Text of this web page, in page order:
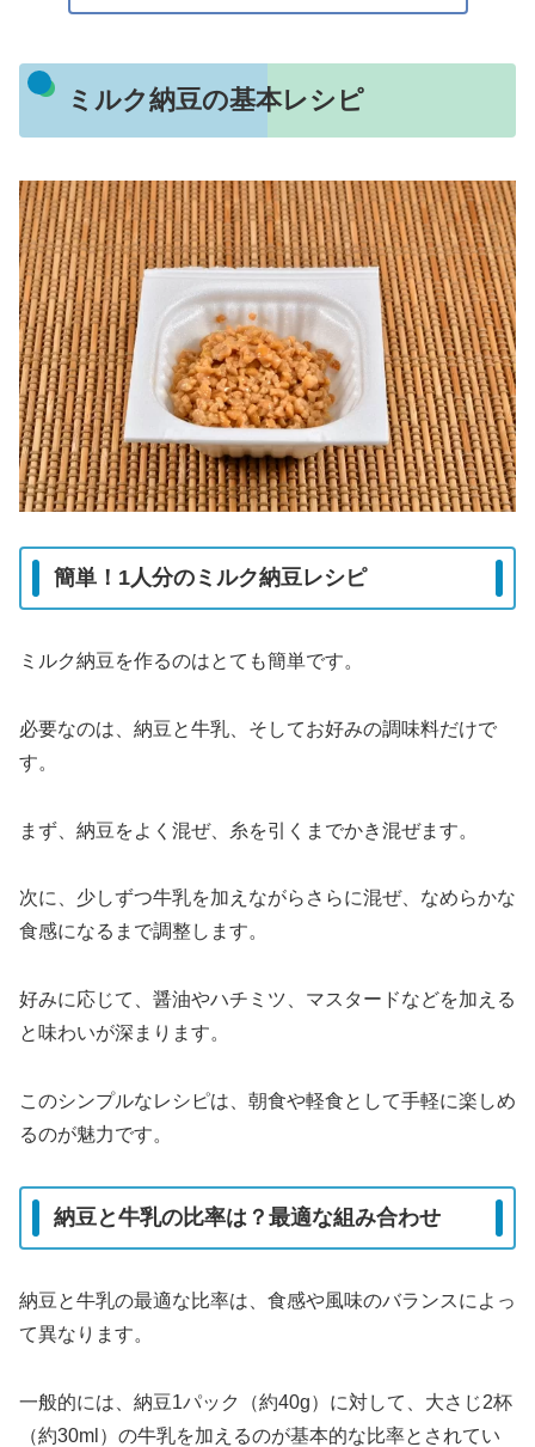
ミルク納豆の基本レシピ
簡単！1人分のミルク納豆レシピ
ミルク納豆を作るのはとても簡単です。
必要なのは、納豆と牛乳、そしてお好みの調味料だけで
す。
まず、納豆をよく混ぜ、糸を引くまでかき混ぜます。
次に、少しずつ牛乳を加えながらさらに混ぜ、なめらかな
食感になるまで調整します。
好みに応じて、醤油やハチミツ、マスタードなどを加える
と味わいが深まります。
このシンプルなレシピは、朝食や軽食として手軽に楽しめ
るのが魅力です。
納豆と牛乳の比率は？最適な組み合わせ
納豆と牛乳の最適な比率は、食感や風味のバランスによっ
て異なります。
一般的には、納豆1パック（約40g）に対して、大さじ2杯
（約30ml）の牛乳を加えるのが基本的な比率とされてい